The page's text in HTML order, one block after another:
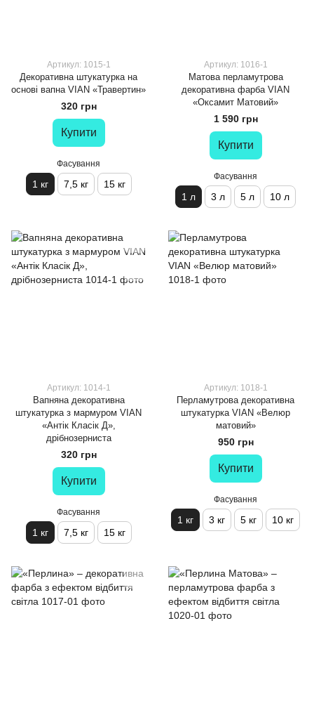
Артикул: 1015-1
Декоративна штукатурка на
основі вапна VIAN «Травертин»
320 грн
Купити
Фасування
1 кг 7,5 кг 15 кг
Артикул: 1016-1
Матова перламутрова
декоративна фарба VIAN
«Оксамит Матовий»
1 590 грн
Купити
Фасування
1 л 3 л 5 л 10 л
Артикул: 1014-1
Вапняна декоративна
штукатурка з мармуром VIAN
«Антік Класік Д»,
дрібнозерниста
320 грн
Купити
Фасування
1 кг 7,5 кг 15 кг
Артикул: 1018-1
Перламутрова декоративна
штукатурка VIAN «Велюр
матовий»
950 грн
Купити
Фасування
1 кг 3 кг 5 кг 10 кг